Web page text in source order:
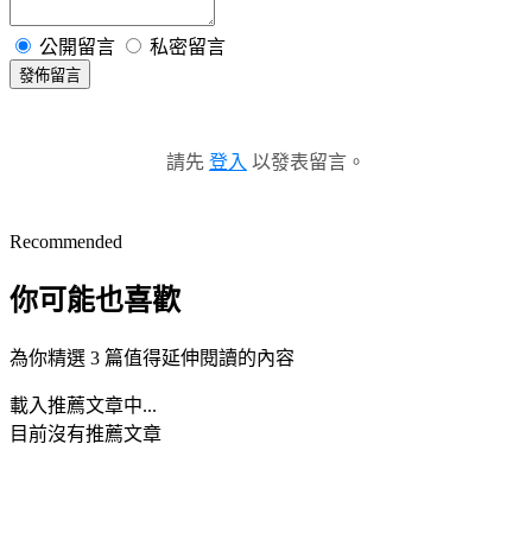
公開留言 私密留言
發佈留言
請先 登入 以發表留言。
Recommended
你可能也喜歡
為你精選 3 篇值得延伸閱讀的內容
載入推薦文章中...
目前沒有推薦文章